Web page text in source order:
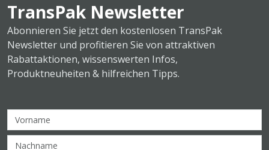
TransPak Newsletter
Abonnieren Sie jetzt den kostenlosen TransPak
Newsletter und profitieren Sie von attraktiven
Rabattaktionen, wissenswerten Infos,
Produktneuheiten & hilfreichen Tipps.